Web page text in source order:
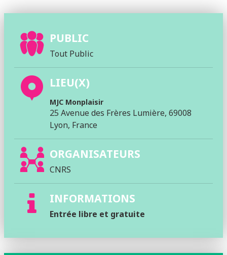
PUBLIC
Tout Public
LIEU(X)
MJC Monplaisir
25 Avenue des Frères Lumière, 69008
Lyon, France
ORGANISATEURS
CNRS
INFORMATIONS
Entrée libre et gratuite